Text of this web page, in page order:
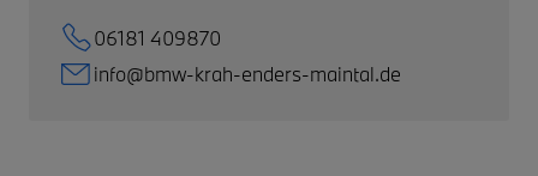
06181 409870
info@bmw-krah-enders-maintal.de